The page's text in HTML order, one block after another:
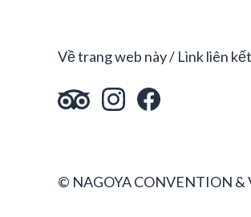
Về trang web này Link liên kết
© NAGOYA CONVENTION &